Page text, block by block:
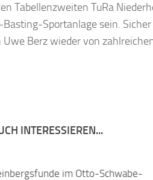
Tabellenzweiten TuRa
Sportanlage sein.
Berz wieder von
INTERESSIEREN...
im Otto-Schwabe-